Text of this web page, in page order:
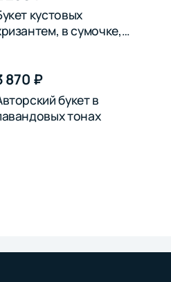
кустовых
в сумочке,
870 ₽
букет в
тонах